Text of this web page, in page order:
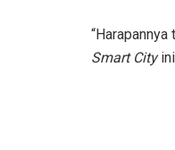
Smart Cityini